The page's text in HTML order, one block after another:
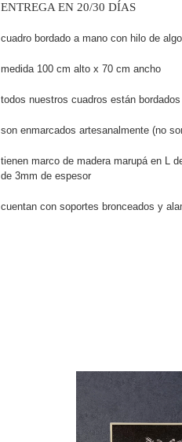
ENTREGA EN 20/30 DÍAS
cuadro bordado a mano con hilo de
medida 100 cm alto x 70 cm ancho
todos nuestros cuadros están
son enmarcados artesanalmente (no
tienen marco de madera marupá en L
de 3mm de espesor
cuentan con soportes bronceados y